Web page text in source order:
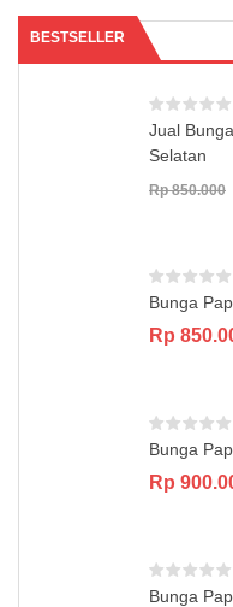
BESTSELLER
Jual
Selatan
Rp850.000
Bunga
Rp
Bunga
Rp
Bunga